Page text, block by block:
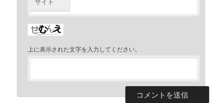
上に表示された文字を入力してください。